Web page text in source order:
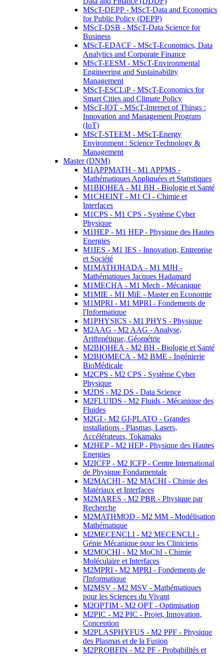
MScT-DEPP - MScT-Data and Economics
for Public Policy (DEPP)
MScT-DSB - MScT-Data Science for
Business
MScT-EDACF - MScT-Economics, Data
Analytics and Corporate Finance
MScT-EESM - MScT-Environmental
Engineering and Sustainability
Management
MScT-ESCLiP - MScT-Economics for
Smart Cities and Climate Policy
MScT-IOT - MScT-Internet of Things :
Innovation and Management Program
(IoT)
MScT-STEEM - MScT-Energy
Environment : Science Technology &
Management
Master (DNM)
M1APPMATH - M1 APPMS -
Mathématiques Appliquées et Statistiques
M1BIOHEA - M1 BH - Biologie et Santé
M1CHEINT - M1 CI - Chimie et
Interfaces
M1CPS - M1 CPS - Système Cyber
Physique
M1HEP - M1 HEP - Physique des Hautes
Energies
M1IES - M1 IES - Innovation, Entreprise
et Société
M1MATHJHADA - M1 MJH -
Mathématiques Jacques Hadamard
M1MECHA - M1 Mech - Mécanique
M1MIE - M1 MiE - Master en Economie
M1MPRI - M1 MPRI - Fondements de
l'Informatique
M1PHYSICS - M1 PHYS - Physique
M2AAG - M2 AAG - Analyse,
Arithmétique, Géométrie
M2BIOHEA - M2 BH - Biologie et Santé
M2BIOMECA - M2 BME - Ingénierie
BioMédicale
M2CPS - M2 CPS - Système Cyber
Physique
M2DS - M2 DS - Data Science
M2FLUIDS - M2 Fluids - Mécanique des
Fluides
M2GI - M2 GI-PLATO - Grandes
installations - Plasmas, Lasers,
Accélérateurs, Tokamaks
M2HEP - M2 HEP - Physique des Hautes
Energies
M2ICFP - M2 ICFP - Centre International
de Physique Fondamentale
M2MACHI - M2 MACHI - Chimie des
Matériaux et Interfaces
M2MARES - M2 PBR - Physique par
Recherche
M2MATHMOD - M2 MM - Modélisation
Mathématique
M2MECENCLI - M2 MECENCLI -
Génie Mécanique pour les Cliniciens
M2MOCHI - M2 MoChI - Chimie
Moléculaire et Interfaces
M2MPRI - M2 MPRI - Fondements de
l'Informatique
M2MSV - M2 MSV - Mathématiques
pour les Sciences du Vivant
M2OPTIM - M2 OPT - Optimisation
M2PIC - M2 PIC - Projet, Innovation,
Conception
M2PLASPHYFUS - M2 PPF - Physique
des Plasmas et de la Fusion
M2PROBFIN - M2 PF - Probabilités et